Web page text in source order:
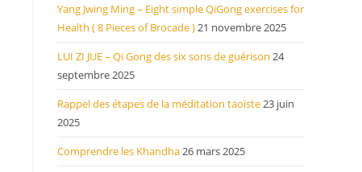
Yang Jwing Ming – Eight simple QiGong exercises for
Health ( 8 Pieces of Brocade )21 novembre 2025
LUI ZI JUE – Qi Gong des six sons de guérison 24
septembre 2025
Rappel des étapes de la méditation taoïste23 juin
2025
Comprendre les Khandha26 mars 2025